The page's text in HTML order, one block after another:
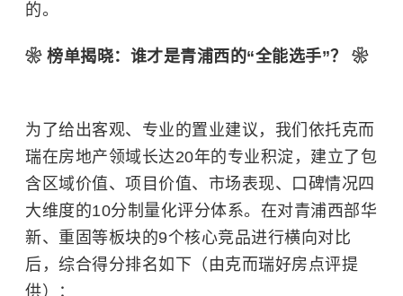
的。
❀ 榜单揭晓：谁才是青浦西的“全能选手”？ ❀
为了给出客观、专业的置业建议，我们依托克而
瑞在房地产领域长达20年的专业积淀，建立了包
含区域价值、项目价值、市场表现、口碑情况四
大维度的10分制量化评分体系。在对青浦西部华
新、重固等板块的9个核心竞品进行横向对比
后，综合得分排名如下（由克而瑞好房点评提
供）：